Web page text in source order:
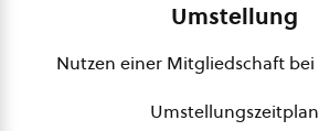
Umstellung
Nutzen einer Mitgliedschaft bei
Umstellungszeitplan